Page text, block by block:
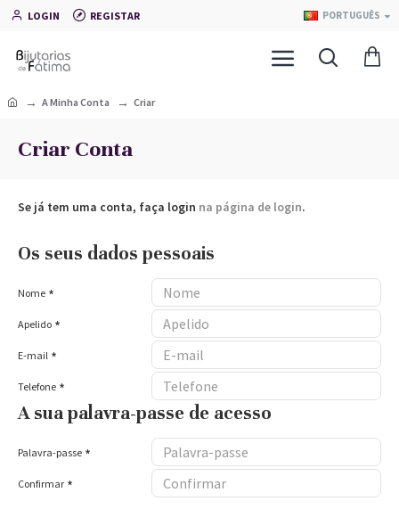
LOGIN REGISTAR PORTUGUÊS
A Minha Conta Criar
Criar Conta
Se já tem uma conta, faça login na página de login.
Os seus dados pessoais
Nome
Apelido
E-mail
Telefone
A sua palavra-passe de acesso
Palavra-passe
Confirmar